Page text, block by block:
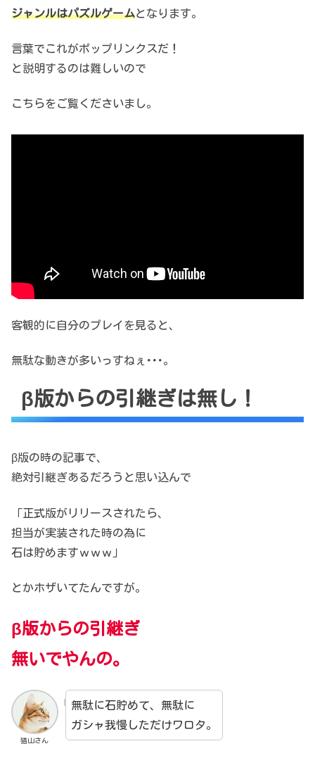
ジャンルはパズルゲームとなります。
言葉でこれがポップリンクスだ！
と説明するのは難しいので
こちらをご覧くださいまし。
客観的に自分のプレイを見ると、
無駄な動きが多いっすねぇ･･･。
β版からの引継ぎは無し！
β版の時の記事で、
絶対引継ぎあるだろうと思い込んで
「正式版がリリースされたら、
担当が実装された時の為に
石は貯めますｗｗｗ」
とかホザいてたんですが。
β版からの引継ぎ
無いでやんの。
猫山さん
無駄に石貯めて、無駄に
ガシャ我慢しただけワロタ。